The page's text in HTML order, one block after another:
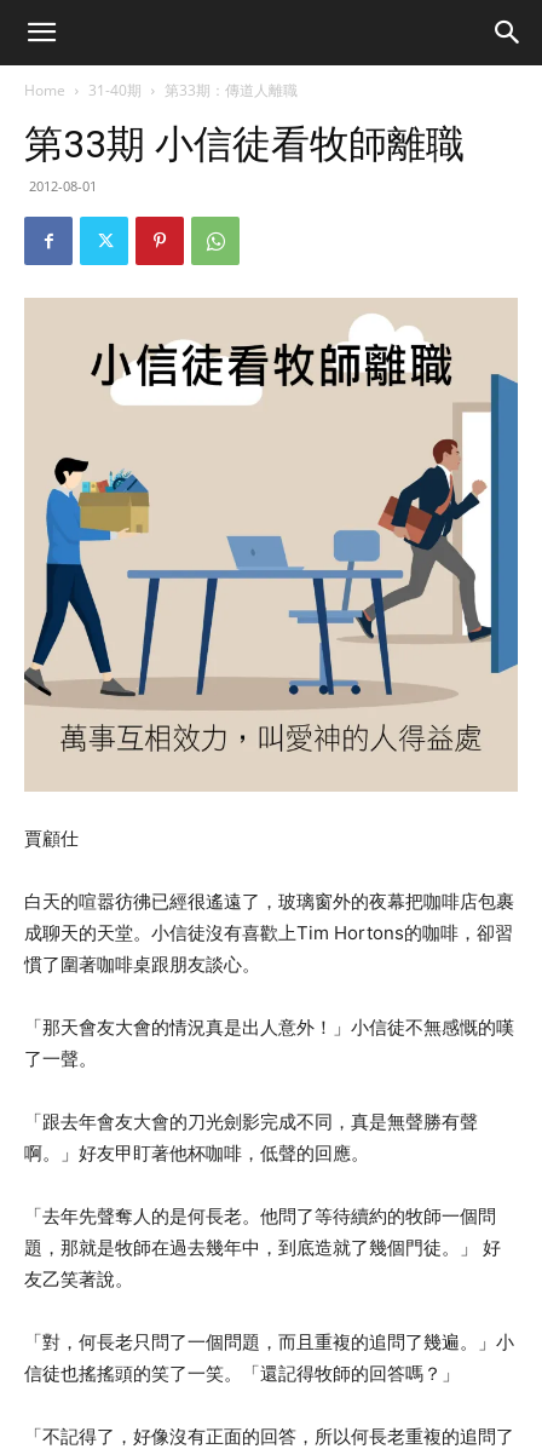
Home 31-40期 第33期：傳道人離職
第33期 小信徒看牧師離職
2012-08-01
賈顧仕
白天的喧嚣彷彿已經很遙遠了，玻璃窗外的夜幕把咖啡店包裹
成聊天的天堂。小信徒沒有喜歡上Tim Hortons的咖啡，卻習
慣了圍著咖啡桌跟朋友談心。
「那天會友大會的情況真是出人意外！」小信徒不無感慨的嘆
了一聲。
「跟去年會友大會的刀光劍影完成不同，真是無聲勝有聲
啊。」好友甲盯著他杯咖啡，低聲的回應。
「去年先聲奪人的是何長老。他問了等待續約的牧師一個問
題，那就是牧師在過去幾年中，到底造就了幾個門徒。」 好
友乙笑著說。
「對，何長老只問了一個問題，而且重複的追問了幾遍。」小
信徒也搖搖頭的笑了一笑。「還記得牧師的回答嗎？」
「不記得了，好像沒有正面的回答，所以何長老重複的追問了